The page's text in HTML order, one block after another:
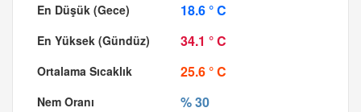
18.6 ° C
34.1 ° C
25.6 ° C
% 30